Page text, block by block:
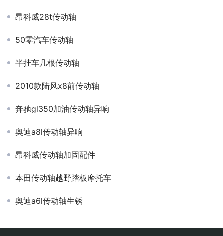
昂科威28t传动轴
50零汽车传动轴
半挂车几根传动轴
2010款陆风x8前传动轴
奔驰gl350加油传动轴异响
奥迪a8l传动轴异响
昂科威传动轴加固配件
本田传动轴越野踏板摩托车
奥迪a6l传动轴生锈